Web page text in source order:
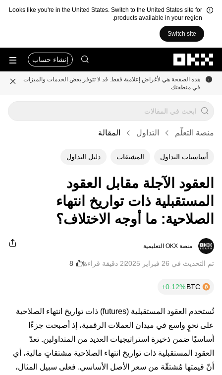
Looks like you're in the United States. Switch to the United States site for
products available in your region.
Switch site
إنشاء حساب
هذه الصفحة هي لأغراض إعلامية فقط. قد لا تتوفر بعض الخدمات والميزات
في منطقتك.
منصة التعلُّم التداول المقالة
أساسيات التداول المشتقات دليل التداول
العقود الآجلة مقابل العقود
المستقبلية ذات تواريخ انتهاء
الصلاحية: ما أوجه الاختلاف؟
منصة OKX التعليمية
تم التحديث في ‏26 فبراير 2025 2 دقيقة قراءة
BTC
تُستخدم العقود المستقبلية (futures) ذات تواريخ انتهاء الصلاحية
على نحوٍ واسع في ميدان العملات الرقمية، إذ أصبحت جزءًا
أساسيًا ضمن ذخيرة استراتيجيات العديد من المتداولين. تعدّ
العقود المستقبلية ذات تواريخ انتهاء الصلاحية مشتقاتٍ مالية، أي
أنّ قيمتها مُشتقّة من سعر الأصل الأساسي. فعلى سبيل المثال،